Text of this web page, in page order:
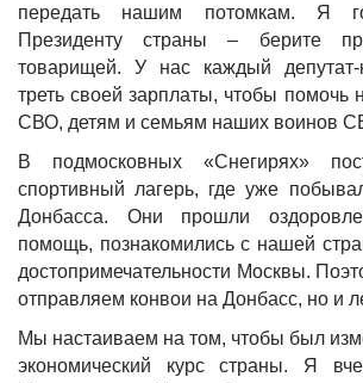
передать нашим потомкам. Я
Президенту страны – берите
товарищей. У нас каждый депутат-
треть своей зарплаты, чтобы
СВО, детям и семьям наших воинов
В подмосковных «Снегирях»
спортивный лагерь, где уже
Донбасса. Они прошли
помощь, познакомились с нашей
достопримечательности Москвы.
отправляем конвои на Донбасс, но и
Мы настаиваем на том, чтобы был
экономический курс страны. Я